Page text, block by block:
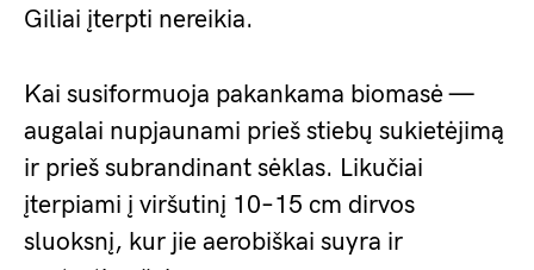
Giliai įterpti nereikia.
Kai susiformuoja pakankama biomasė —
augalai nupjaunami prieš stiebų sukietėjimą
ir prieš subrandinant sėklas. Likučiai
įterpiami į viršutinį 10–15 cm dirvos
sluoksnį, kur jie aerobiškai suyra ir